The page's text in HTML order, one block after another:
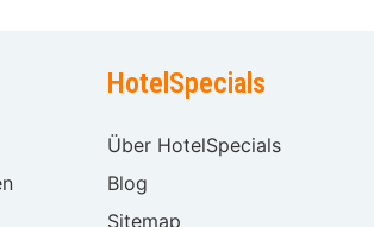
HotelSpecials
Über HotelSpecials
Blog
Sitemap